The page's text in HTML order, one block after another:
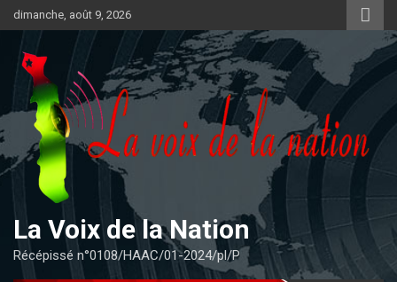
Aller
au
contenu
dimanche, août 9, 2026
La Voix de la Nation
Récépissé n°0108/HAAC/01-2024/pl/P